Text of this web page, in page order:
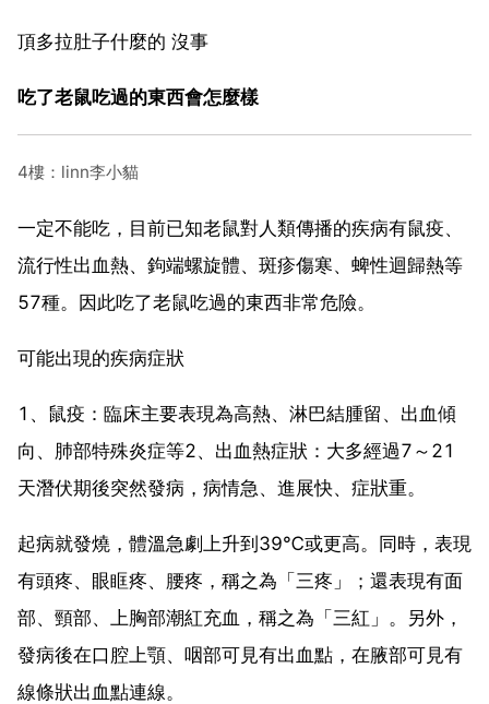
頂多拉肚子什麼的 沒事
吃了老鼠吃過的東西會怎麼樣
4樓：linn李小貓
一定不能吃，目前已知老鼠對人類傳播的疾病有鼠疫、
流行性出血熱、鉤端螺旋體、斑疹傷寒、蜱性迴歸熱等
57種。因此吃了老鼠吃過的東西非常危險。
可能出現的疾病症狀
1、鼠疫：臨床主要表現為高熱、淋巴結腫留、出血傾
向、肺部特殊炎症等2、出血熱症狀：大多經過7～21
天潛伏期後突然發病，病情急、進展快、症狀重。
起病就發燒，體溫急劇上升到39℃或更高。同時，表現
有頭疼、眼眶疼、腰疼，稱之為「三疼」；還表現有面
部、頸部、上胸部潮紅充血，稱之為「三紅」。另外，
發病後在口腔上顎、咽部可見有出血點，在腋部可見有
線條狀出血點連線。